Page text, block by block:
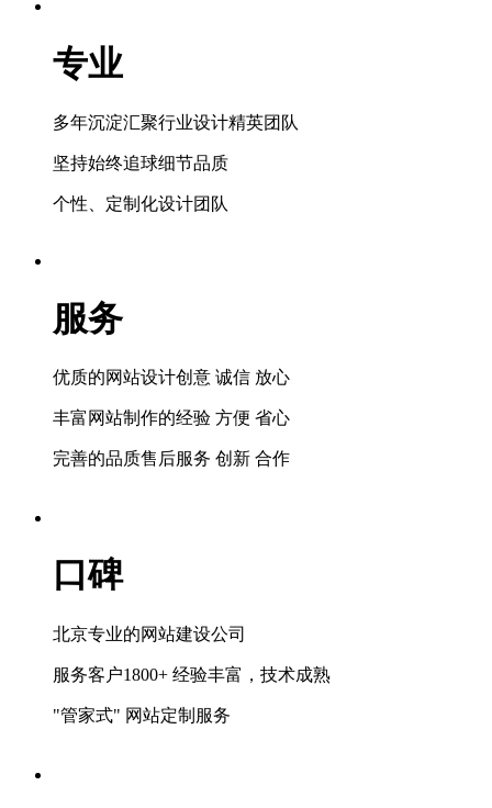
专业
多年沉淀汇聚行业设计精英团队
坚持始终追球细节品质
个性、定制化设计团队
服务
优质的网站设计创意 诚信 放心
丰富网站制作的经验 方便 省心
完善的品质售后服务 创新 合作
口碑
北京专业的网站建设公司
服务客户1800+ 经验丰富，技术成熟
"管家式" 网站定制服务